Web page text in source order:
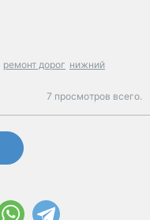
ремонт дорог нижний
7 просмотров всего.